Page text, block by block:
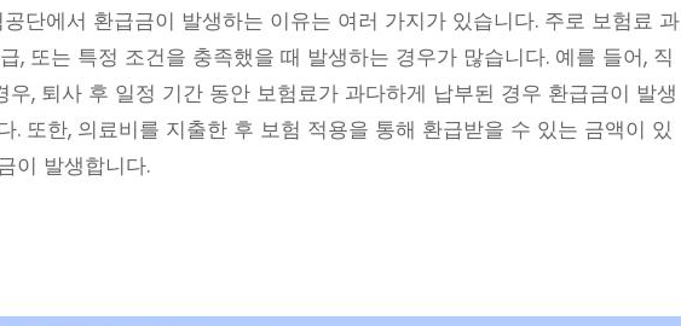
단에서 환급금이 발생하는 이유는 여러 가지가 있습니다. 주로 보험료 과
, 또는 특정 조건을 충족했을 때 발생하는 경우가 많습니다. 예를 들어, 직
우, 퇴사 후 일정 기간 동안 보험료가 과다하게 납부된 경우 환급금이 발생
. 또한, 의료비를 지출한 후 보험 적용을 통해 환급받을 수 있는 금액이 있
이 발생합니다.